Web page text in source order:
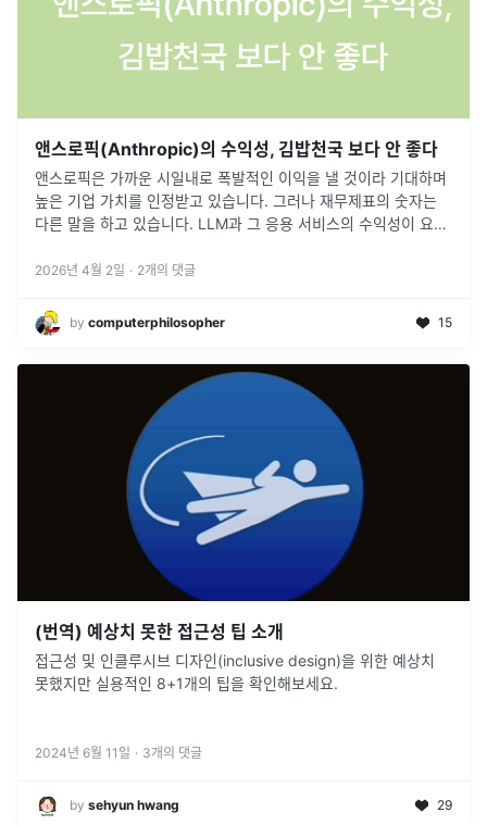
앤스로픽(Anthropic)의 수익성, 김밥천국 보다 안 좋다
앤스로픽은 가까운 시일내로 폭발적인 이익을 낼 것이라 기대하며
높은 기업 가치를 인정받고 있습니다. 그러나 재무제표의 숫자는
다른 말을 하고 있습니다. LLM과 그 응용 서비스의 수익성이 요식
2026년 4월 2일 · 2개의 댓글
by computerphilosopher 15
(번역) 예상치 못한 접근성 팁 소개
접근성 및 인클루시브 디자인(inclusive design)을 위한 예상치
못했지만 실용적인 8+1개의 팁을 확인해보세요.
2024년 6월 11일 · 3개의 댓글
by sehyun hwang 29